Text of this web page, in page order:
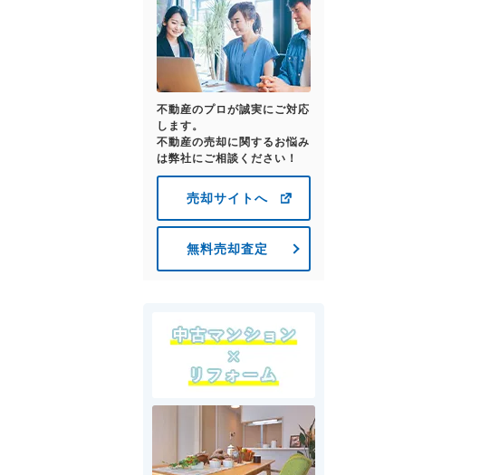
不動産のプロが誠実にご対応
します。
不動産の売却に関するお悩み
は弊社にご相談ください！
売却サイトへ
無料売却査定